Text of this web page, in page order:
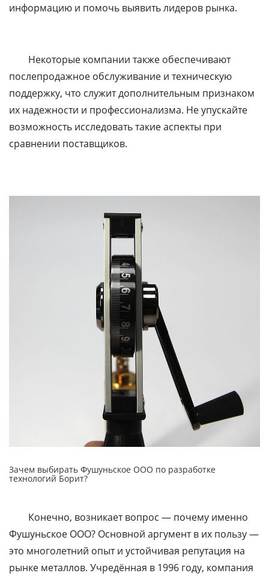
информацию и помочь выявить лидеров рынка.
Некоторые компании также обеспечивают
послепродажное обслуживание и техническую
поддержку, что служит дополнительным признаком
их надежности и профессионализма. Не упускайте
возможность исследовать такие аспекты при
сравнении поставщиков.
Зачем выбирать Фушуньское ООО по разработке
технологий Борит?
Конечно, возникает вопрос — почему именно
Фушуньское ООО? Основной аргумент в их пользу —
это многолетний опыт и устойчивая репутация на
рынке металлов. Учредённая в 1996 году, компания